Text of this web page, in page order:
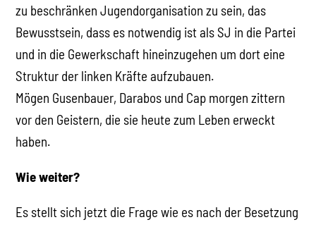
zu beschränken Jugendorganisation zu sein, das
Bewusstsein, dass es notwendig ist als SJ in die Partei
und in die Gewerkschaft hineinzugehen um dort eine
Struktur der linken Kräfte aufzubauen.
Mögen Gusenbauer, Darabos und Cap morgen zittern
vor den Geistern, die sie heute zum Leben erweckt
haben.
Wie weiter?
Es stellt sich jetzt die Frage wie es nach der Besetzung